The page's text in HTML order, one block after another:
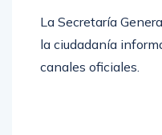
La Secretaría
la ciudadanía
canales oficiales.